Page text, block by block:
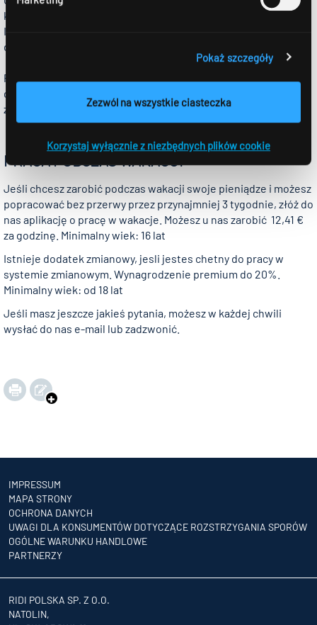
Pokaż szczegóły
Zezwól na wszystkie ciasteczka
Korzystaj wyłącznie z niezbędnych plików cookie
kilkutygodniową praktykę? Zwróć się więc po prostu do nas.
Istnieje u nas wiele możliwości na to, aby zebrać pierwsze
doświadczenia w pracy.
Poinformuj nas po prostu o swoich wyobrażeniach i opisz, co
chciałbyś u nas przeżyć. Najlepiej napisz do nas E-Mail albo
zadzwoń.
PRACA PODCZAS WAKACJI
Jeśli chcesz zarobić podczas wakacji swoje pieniądze i możesz
popracować bez przerwy przez przynajmniej 3 tygodnie, złóż do
nas aplikację o pracę w wakacje. Możesz u nas zarobić 12,41 €
za godzinę. Minimalny wiek: 16 lat
Istnieje dodatek zmianowy, jesli jestes chetny do pracy w
systemie zmianowym. Wynagrodzenie premium do 20%.
Minimalny wiek: od 18 lat
Jeśli masz jeszcze jakieś pytania, możesz w każdej chwili
wysłać do nas e-mail lub zadzwonić.
IMPRESSUM
MAPA STRONY
OCHRONA DANYCH
UWAGI DLA KONSUMENTÓW DOTYCZĄCE ROZSTRZYGANIA SPORÓW
OGÓLNE WARUNKU HANDLOWE
PARTNERZY
RIDI POLSKA SP. Z O.O.
NATOLIN,